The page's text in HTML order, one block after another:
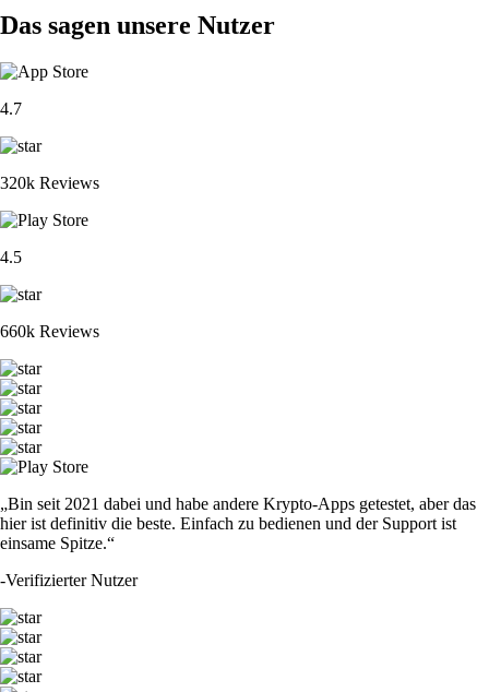
Das sagen unsere Nutzer
4.7
320k Reviews
4.5
660k Reviews
„Bin seit 2021 dabei und habe andere Krypto-Apps getestet, aber das
hier ist definitiv die beste. Einfach zu bedienen und der Support ist
einsame Spitze.“
-Verifizierter Nutzer